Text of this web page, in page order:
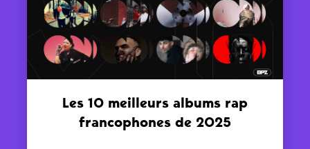
Les 10 meilleurs albums rap
francophones de 2025